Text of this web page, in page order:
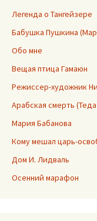
Легенда о Тангейзере
Бабушка Пушкина
Обо мне
Вещая птица Гамаюн
Режиссер-художник
Арабская смерть
Мария Бабанова
Кому мешал царь-
Дом И. Лидваль
Осенний марафон